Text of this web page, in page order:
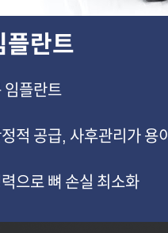
플란트
임플란트
적 공급, 사후관리가 용이
으로 뼈 손실 최소화